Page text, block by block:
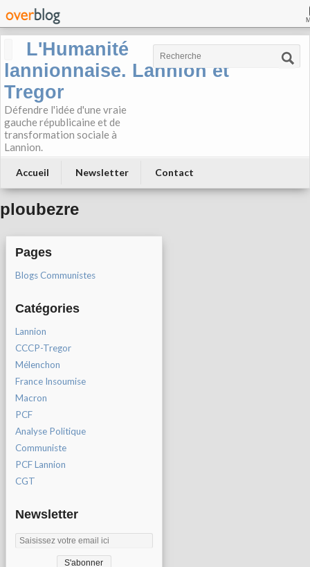
L'Humanité
lannionnaise. Lannion et
Tregor
Défendre l'idée d'une vraie
gauche républicaine et de
transformation sociale à
Lannion.
Accueil Newsletter Contact
ploubezre
Pages
Blogs Communistes
Catégories
Lannion
CCCP-Tregor
Mélenchon
France Insoumise
Macron
PCF
Analyse Politique
Communiste
PCF Lannion
CGT
Newsletter